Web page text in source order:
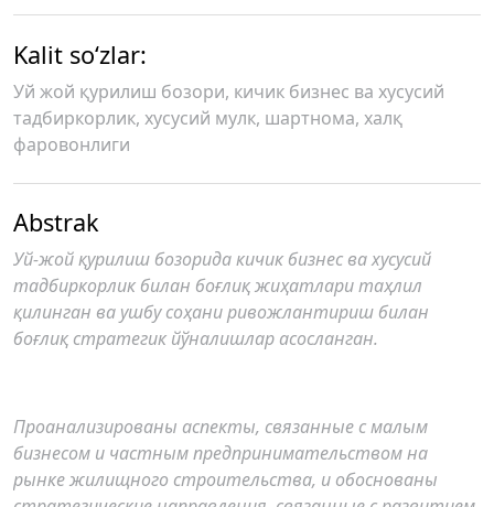
Kalit so‘zlar:
Уй жой қурилиш бозори, кичик бизнес ва хусусий
тадбиркорлик, хусусий мулк, шартнома, халқ
фаровонлиги
Abstrak
Уй-жой қурилиш бозоридакичик бизнес ва хусусий
тадбиркорлик билан боғлиқ жиҳатлари таҳлил
қилинган ва ушбу соҳани ривожлантириш билан
боғлиқ стратегик йўналишлар асосланган.
Проанализированы аспекты, связанные с малым
бизнесом и частным предпринимательством на
рынке жилищного строительства, и обоснованы